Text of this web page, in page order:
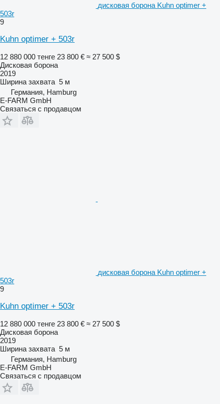
дисковая борона Kuhn optimer +
503r
9
Kuhn optimer + 503r
12 880 000 тенге 23 800 € ≈ 27 500 $
Дисковая борона
2019
Ширина захвата 5 м
Германия, Hamburg
E-FARM GmbH
Связаться с продавцом
дисковая борона Kuhn optimer +
503r
9
Kuhn optimer + 503r
12 880 000 тенге 23 800 € ≈ 27 500 $
Дисковая борона
2019
Ширина захвата 5 м
Германия, Hamburg
E-FARM GmbH
Связаться с продавцом